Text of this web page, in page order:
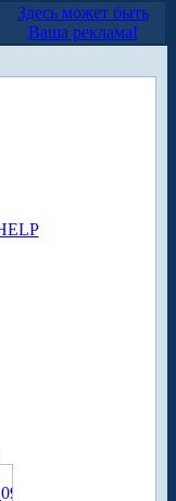
Здесь может быть
Ваша реклама!